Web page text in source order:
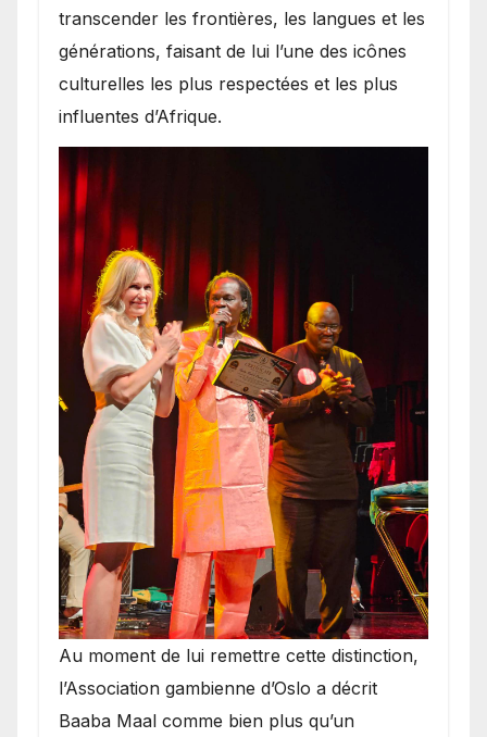
transcender les frontières, les langues et les
générations, faisant de lui l’une des icônes
culturelles les plus respectées et les plus
influentes d’Afrique.
​Au moment de lui remettre cette distinction,
l’Association gambienne d’Oslo a décrit
Baaba Maal comme bien plus qu’un